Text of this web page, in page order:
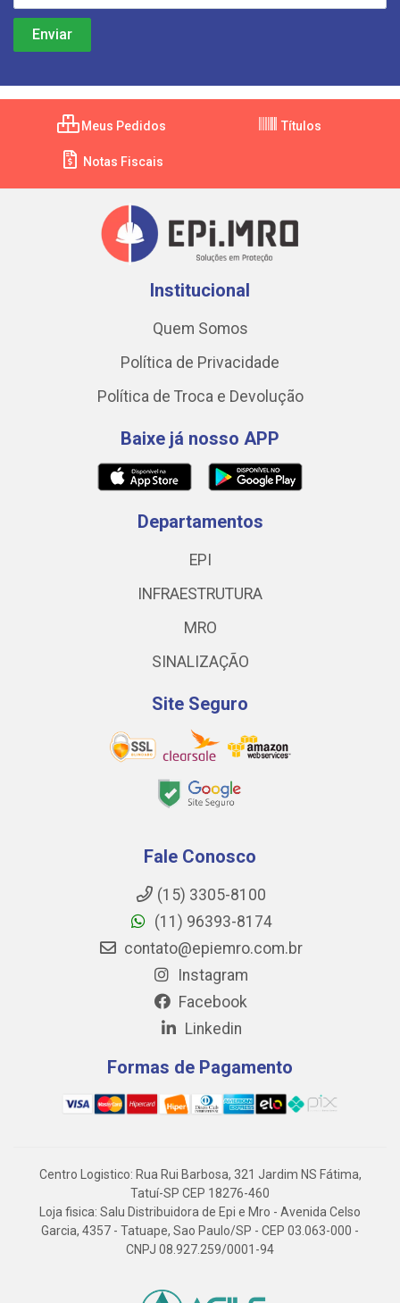
Meus Pedidos Títulos
Notas Fiscais
Institucional
Quem Somos
Política de Privacidade
Política de Troca e Devolução
Baixe já nosso APP
Departamentos
EPI
INFRAESTRUTURA
MRO
SINALIZAÇÃO
Site Seguro
Fale Conosco
(15) 3305-8100
(11) 96393-8174
contato@epiemro.com.br
Instagram
Facebook
Linkedin
Formas de Pagamento
Centro Logistico: Rua Rui Barbosa, 321 Jardim NS Fátima,
Tatuí-SP CEP 18276-460
Loja fisica: Salu Distribuidora de Epi e Mro - Avenida Celso
Garcia, 4357 - Tatuape, Sao Paulo/SP - CEP 03.063-000 -
CNPJ 08.927.259/0001-94